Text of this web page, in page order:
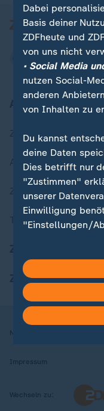
Aktuell bei
Zuletzt veröffentlicht
Aktuelle Sendungs-
ZDFheute Stories
Themen im
ZDFheute Apps
Nutzungsbedingungen
Impressum
Wechseln zu:
Dabei
Basis deiner
ZDFheute und
von uns nicht
• Social Media
nutzen Social-
anderen
von Inhalten zu
Du kannst
deine Daten
Dies betrifft nur
"Zustimmen"
unserer
Einwilligung
"Einstellungen/
kannst du
in deinen
Hier findest du
Weitere